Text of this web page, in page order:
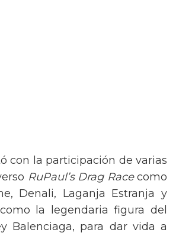
con la participación de varias
RuPaul’s Drag Racecomo
Denali, Laganja Estranja y
la legendaria figura del
Balenciaga, para dar vida a